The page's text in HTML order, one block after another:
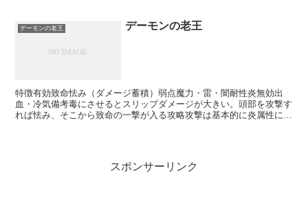
デーモンの老王 デーモンの老王
特徴有効致命怯み（ダメージ蓄積）弱点魔力・雷・闇耐性炎無効出
血・冷気備考毒にさせるとスリップダメージが大きい。頭部を攻撃す
れば怯み、そこから致命の一撃が入る攻略攻撃は基本的に炎属性にな
スポンサーリンク